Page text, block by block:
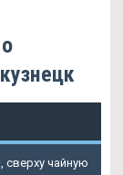
сверху чайную